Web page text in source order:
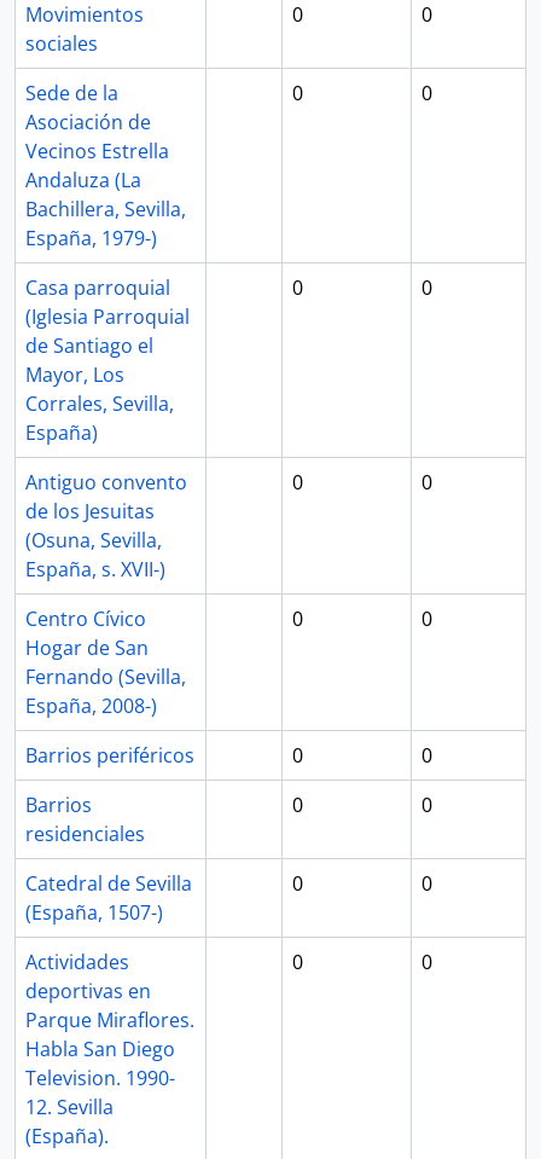
Movimientos
sociales
0 0
Sede de la
Asociación de
Vecinos Estrella
Andaluza (La
Bachillera, Sevilla,
España, 1979-)
0 0
Casa parroquial
(Iglesia Parroquial
de Santiago el
Mayor, Los
Corrales, Sevilla,
España)
0 0
Antiguo convento
de los Jesuitas
(Osuna, Sevilla,
España, s. XVII-)
0 0
Centro Cívico
Hogar de San
Fernando (Sevilla,
España, 2008-)
0 0
Barrios periféricos 0
0
Barrios
residenciales
0 0
Catedral de Sevilla
(España, 1507-)
0 0
Actividades
deportivas en
Parque Miraflores.
Habla San Diego
Television. 1990-
12. Sevilla
(España).
0 0